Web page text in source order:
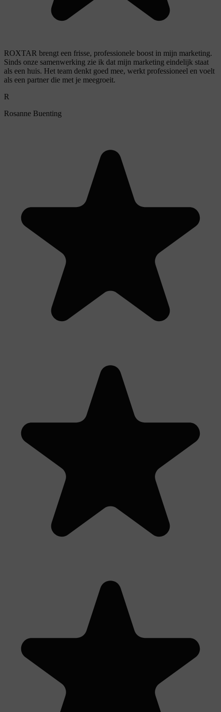
ROXTAR brengt een frisse, professionele boost in mijn marketing.
Sinds onze samenwerking zie ik dat mijn marketing eindelijk staat
als een huis. Het team denkt goed mee, werkt professioneel en voelt
als een partner die met je meegroeit.
R
Rosanne Buenting